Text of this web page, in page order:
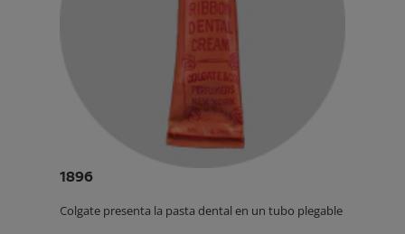
1896
Colgate presenta la pasta dental en un tubo plegable.